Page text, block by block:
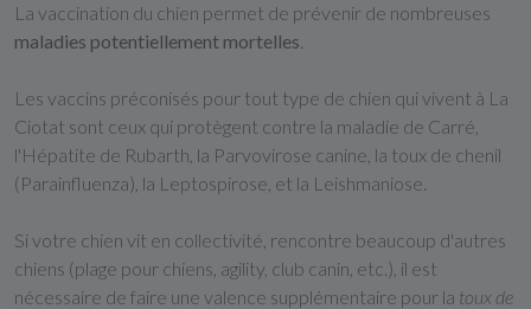
La vaccination du chien permet de prévenir de nombreuses
maladies potentiellement mortelles
Les vaccins préconisés pour tout type de chien qui vivent à La
Ciotat sont ceux qui protègent contre la maladie de Carré,
l'Hépatite de Rubarth, la Parvovirose canine, la toux de chenil
(Parainfluenza), la Leptospirose, et la Leishmaniose.
Si votre chien vit en collectivité, rencontre beaucoup d'autres
chiens (plage pour chiens, agility, club canin, etc.), il est
nécessaire de faire une valence supplémentaire pour la toux de